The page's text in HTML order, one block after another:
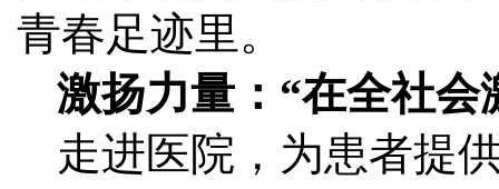
青春足迹里。
激扬力量：“在全社
走进医院，为患者提